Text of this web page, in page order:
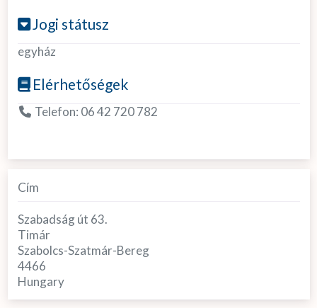
Jogi státusz
egyház
Elérhetőségek
Telefon: 06 42 720 782
Cím
Szabadság út 63.
Timár
Szabolcs-Szatmár-Bereg
4466
Hungary